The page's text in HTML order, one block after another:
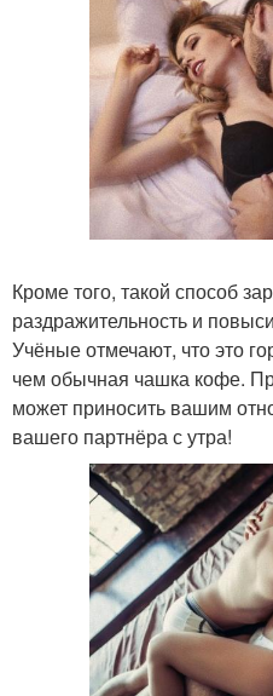
Кроме того, такой способ
раздражительность и
Учёные отмечают, что это
чем обычная чашка кофе.
может приносить вашим
вашего партнёра с утра!